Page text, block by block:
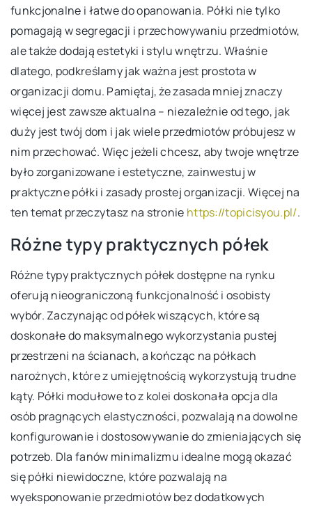
funkcjonalne i łatwe do opanowania. Półki nie tylko
pomagają w segregacji i przechowywaniu przedmiotów,
ale także dodają estetyki i stylu wnętrzu. Właśnie
dlatego, podkreślamy jak ważna jest prostota w
organizacji domu. Pamiętaj, że zasada mniej znaczy
więcej jest zawsze aktualna – niezależnie od tego, jak
duży jest twój dom i jak wiele przedmiotów próbujesz w
nim przechować. Więc jeżeli chcesz, aby twoje wnętrze
było zorganizowane i estetyczne, zainwestuj w
praktyczne półki i zasady prostej organizacji. Więcej na
ten temat przeczytasz na stronie https://topicisyou.pl/.
Różne typy praktycznych półek
Różne typy praktycznych półek dostępne na rynku
oferują nieograniczoną funkcjonalność i osobisty
wybór. Zaczynając od półek wiszących, które są
doskonałe do maksymalnego wykorzystania pustej
przestrzeni na ścianach, a kończąc na półkach
narożnych, które z umiejętnością wykorzystują trudne
kąty. Półki modułowe to z kolei doskonała opcja dla
osób pragnących elastyczności, pozwalają na dowolne
konfigurowanie i dostosowywanie do zmieniających się
potrzeb. Dla fanów minimalizmu idealne mogą okazać
się półki niewidoczne, które pozwalają na
wyeksponowanie przedmiotów bez dodatkowych